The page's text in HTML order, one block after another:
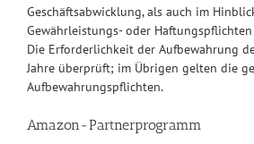
Geschäftsabwicklung, als auch im
Gewährleistungs- oder
Die Erforderlichkeit der Aufbewahrung
Jahre überprüft; im Übrigen gelten die
Aufbewahrungspflichten.
Amazon-Partnerprogramm